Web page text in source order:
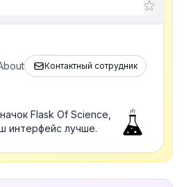
Контактный сотрудник
Flask Of Science,
интерфейс лучше.